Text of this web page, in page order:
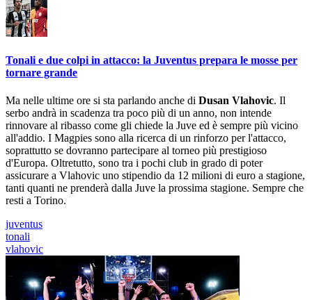
Tonali e due colpi in attacco: la Juventus prepara le mosse per
tornare grande
Ma nelle ultime ore si sta parlando anche di Dusan Vlahovic. Il
serbo andrà in scadenza tra poco più di un anno, non intende
rinnovare al ribasso come gli chiede la Juve ed è sempre più vicino
all'addio. I Magpies sono alla ricerca di un rinforzo per l'attacco,
soprattutto se dovranno partecipare al torneo più prestigioso
d'Europa. Oltretutto, sono tra i pochi club in grado di poter
assicurare a Vlahovic uno stipendio da 12 milioni di euro a stagione,
tanti quanti ne prenderà dalla Juve la prossima stagione. Sempre che
resti a Torino.
juventus
tonali
vlahovic